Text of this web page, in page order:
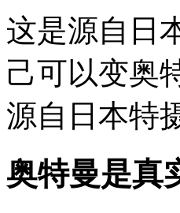
这是源自日
己可以变奥
源自日本特
奥特曼是真